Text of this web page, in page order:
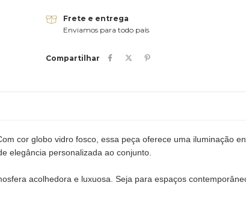
Frete e entrega
Enviamos para todo país
Compartilhar
cor globo vidro fosco, essa peça oferece uma iluminação
elegância personalizada ao conjunto.
acolhedora e luxuosa. Seja para espaços